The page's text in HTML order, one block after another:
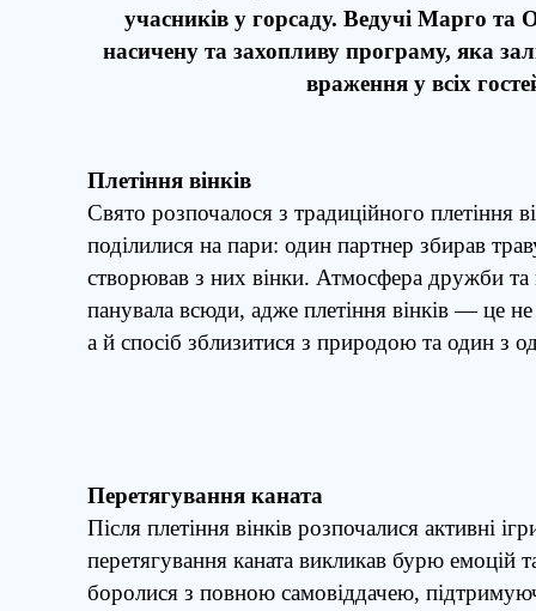
учасників у горсаду. Ведучі Марго та
насичену та захопливу програму, яка
враження у всіх
Плетіння вінків
Свято розпочалося з традиційного плетіння
поділилися на пари: один партнер збирав
створював з них вінки. Атмосфера дружби
панувала всюди, адже плетіння вінків — це
а й спосіб зблизитися з природою та один з
Перетягування каната
Після плетіння вінків розпочалися активні
перетягування каната викликав бурю емоцій
боролися з повною самовіддачею,